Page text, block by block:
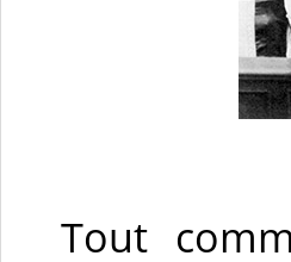
Tout